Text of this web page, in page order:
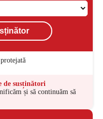
de susținători
și să continuăm să